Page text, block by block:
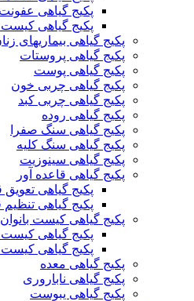
پکیج گیاهی
پکیج گیاهی
پکیج گیاهی بیماریهای
پکیج گیاهی پروستات
پکیج گیاهی پوست
پکیج گیاهی چربی خون
پکیج گیاهی چربی کبد
پکیج گیاهی روده
پکیج گیاهی سنگ صفرا
پکیج گیاهی سنگ کلیه
پکیج گیاهی سینوزیت
پکیج گیاهی قاعده آور
پکیج گیاهی
پکیج گیاهی
پکیج گیاهی کیست بانوان
پکیج گیاهی کیست
پکیج گیاهی
پکیج گیاهی معده
پکیج گیاهی ناباروری
پکیج گیاهی یبوست